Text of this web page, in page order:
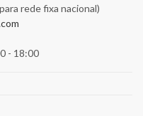
rede fixa nacional)
- 18:00